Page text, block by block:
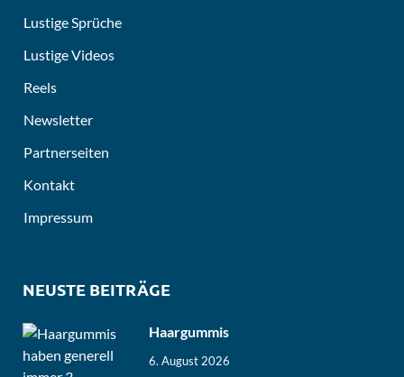
Lustige Sprüche
Lustige Videos
Reels
Newsletter
Partnerseiten
Kontakt
Impressum
NEUSTE BEITRÄGE
Haargummis
6. August 2026